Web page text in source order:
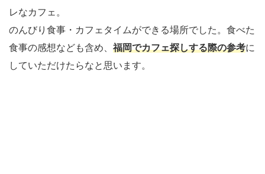
レなカフェ。
のんびり食事・カフェタイムができる場所でした。食べた
食事の感想なども含め、 福岡でカフェ探しする際の参考に
していただけたらなと思います。